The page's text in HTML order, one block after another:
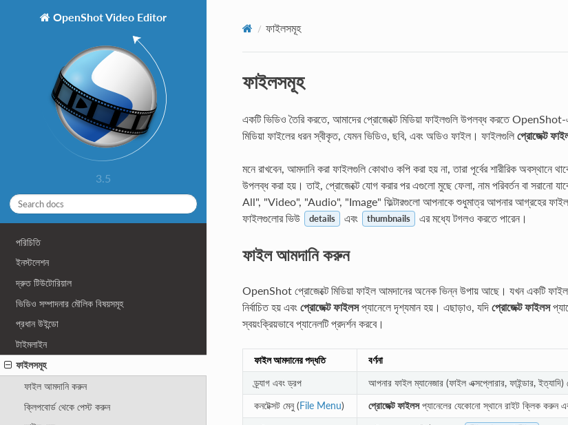
OpenShot Video Editor
3.5
পরিচিতি
ইনস্টলেশন
দ্রুত টিউটোরিয়াল
ভিডিও সম্পাদনার মৌলিক বিষয়সমূহ
প্রধান উইন্ডো
টাইমলাইন
ফাইলসমূহ
ফাইল আমদানি করুন
ক্লিপবোর্ড থেকে পেস্ট করুন
ফাইলসমূহ
ফাইলসমূহ
একটি ভিডিও তৈরি করতে, আমাদের প্রোজেক্টে মিডিয়া ফাইলগুলি উপলব্ধ করতে
মিডিয়া ফাইলের ধরন স্বীকৃত, যেমন ভিডিও, ছবি, এবং অডিও ফাইল। ফাইলগুলি প্রোজেক্ট
মনে রাখবেন, আমদানি করা ফাইলগুলি কোথাও কপি করা হয় না, তারা পূর্বের শারীরিক অবস্থানে
উপলব্ধ করা হয়। তাই, প্রোজেক্টে যোগ করার পর এগুলো মুছে ফেলা, নাম পরিবর্তন বা সরানো
All", "Video", "Audio", "Image" ফিল্টারগুলো আপনাকে শুধুমাত্র আপনার আগ্রহের
ফাইলগুলোর ভিউ
details এবং thumbnails এর মধ্যে টগলও করতে পারেন।
ফাইল আমদানি করুন
OpenShot প্রোজেক্টে মিডিয়া ফাইল আমদানের অনেক ভিন্ন উপায় আছে। যখন একটি ফাইল
নির্বাচিত হয় এবং প্রোজেক্ট ফাইলসপ্যানেলে দৃশ্যমান হয়। এছাড়াও, যদি প্রোজেক্ট ফাইলস
স্বয়ংক্রিয়ভাবে প্যানেলটি প্রদর্শন করবে।
ফাইল আমদানের পদ্ধতি
বর্ণনা
ড্র্যাগ এবং ড্রপ
আপনার ফাইল ম্যানেজার (ফাইল এক্সপ্লোরার, ফাইন্ডার,
কনটেক্সট মেনু (File Menu) প্রোজেক্ট ফাইলসপ্যানেলের যেকোনো স্থানে রাইট ক্লিক করুন